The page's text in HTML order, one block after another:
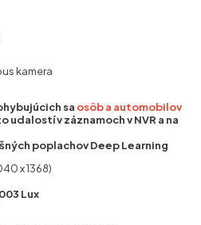
kamera
sa osôb a automobilov
v záznamoch v NVR a na
poplachov Deep Learning
x 1368)
Lux